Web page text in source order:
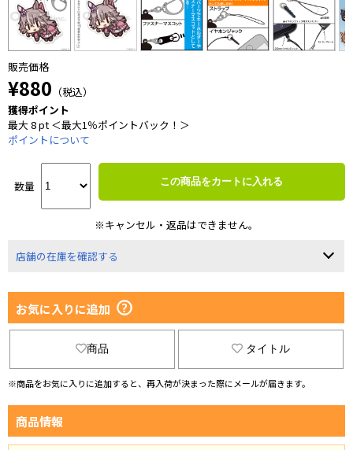
販売価格
¥880 （税込）
獲得ポイント
最大 8 pt ＜最大1％ポイントバック！＞
ポイントについて
数量 この商品をカートに入れる
※キャンセル・返品はできません。
店舗の在庫を確認する
お気に入りに追加
商品 タイトル
※商品をお気に入りに追加すると、再入荷が決まった際にメールが届きます。
商品情報